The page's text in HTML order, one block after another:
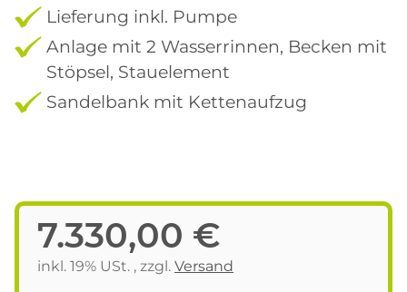
Lieferung inkl. Pumpe
Anlage mit 2 Wasserrinnen, Becken mit
Stöpsel, Stauelement
Sandelbank mit Kettenaufzug
7.330,00 €
inkl. 19% USt. , zzgl. Versand